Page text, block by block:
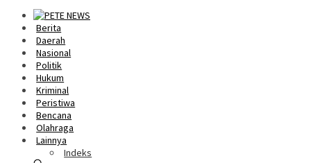
Berita
Daerah
Nasional
Politik
Hukum
Kriminal
Peristiwa
Bencana
Olahraga
Lainnya
Indeks